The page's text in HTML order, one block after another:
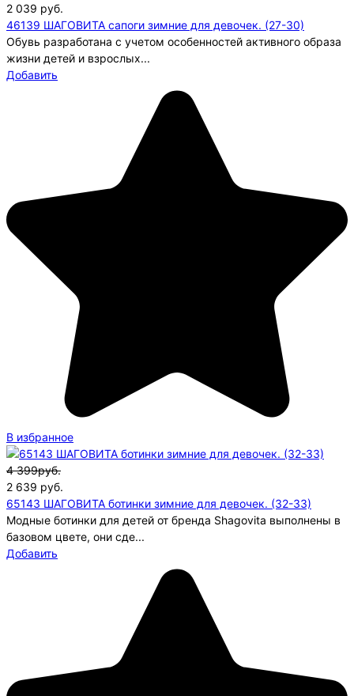
2 039 руб.
46139 ШАГОВИТА сапоги зимние для девочек. (27-30)
Обувь разработана с учетом особенностей активного образа
жизни детей и взрослых...
Добавить
В избранное
4 399руб.
2 639 руб.
65143 ШАГОВИТА ботинки зимние для девочек. (32-33)
Модные ботинки для детей от бренда Shagovita выполнены в
базовом цвете, они сде...
Добавить